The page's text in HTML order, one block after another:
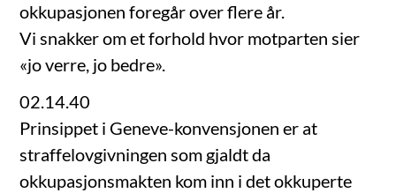
okkupasjonen foregår over flere år.
Vi snakker om et forhold hvor motparten sier
«jo verre, jo bedre».
02.14.40
Prinsippet i Geneve-konvensjonen er at
straffelovgivningen som gjaldt da
okkupasjonsmakten kom inn i det okkuperte